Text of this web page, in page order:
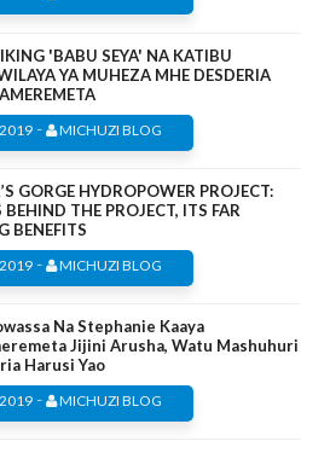
'BABU SEYA' NA KATIBU
YA MUHEZA MHE DESDERIA
- MICHUZI BLOG
GORGE HYDROPOWER PROJECT:
BEHIND THE PROJECT, ITS FAR
BENEFITS
- MICHUZI BLOG
Na Stephanie Kaaya
Jijini Arusha, Watu Mashuhuri
Harusi Yao
- MICHUZI BLOG